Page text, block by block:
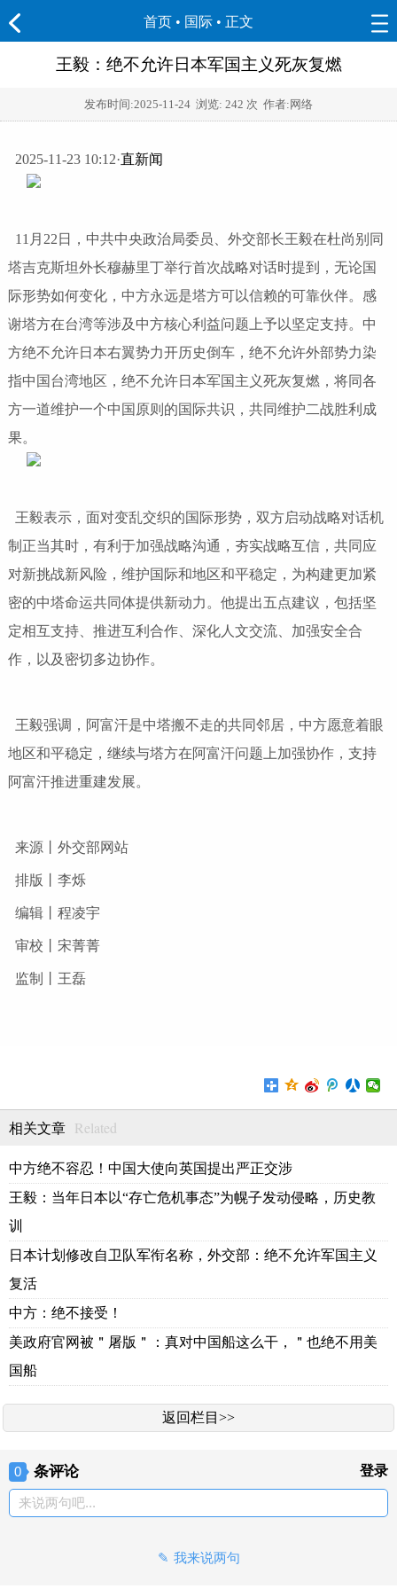
首页 • 国际 • 正文
王毅：绝不允许日本军国主义死灰复燃
发布时间:2025-11-24 浏览: 242 次 作者:网络
2025-11-23 10:12·直新闻
11月22日，中共中央政治局委员、外交部长王毅在杜尚别同
塔吉克斯坦外长穆赫里丁举行首次战略对话时提到，无论国
际形势如何变化，中方永远是塔方可以信赖的可靠伙伴。感
谢塔方在台湾等涉及中方核心利益问题上予以坚定支持。中
方绝不允许日本右翼势力开历史倒车，绝不允许外部势力染
指中国台湾地区，绝不允许日本军国主义死灰复燃，将同各
方一道维护一个中国原则的国际共识，共同维护二战胜利成
果。
王毅表示，面对变乱交织的国际形势，双方启动战略对话机
制正当其时，有利于加强战略沟通，夯实战略互信，共同应
对新挑战新风险，维护国际和地区和平稳定，为构建更加紧
密的中塔命运共同体提供新动力。他提出五点建议，包括坚
定相互支持、推进互利合作、深化人文交流、加强安全合
作，以及密切多边协作。
王毅强调，阿富汗是中塔搬不走的共同邻居，中方愿意着眼
地区和平稳定，继续与塔方在阿富汗问题上加强协作，支持
阿富汗推进重建发展。
来源丨外交部网站
排版丨李烁
编辑丨程凌宇
审校丨宋菁菁
监制丨王磊
相关文章 Related
中方绝不容忍！中国大使向英国提出严正交涉
王毅：当年日本以“存亡危机事态”为幌子发动侵略，历史教
训
日本计划修改自卫队军衔名称，外交部：绝不允许军国主义
复活
中方：绝不接受！
美政府官网被＂屠版＂：真对中国船这么干，＂也绝不用美
国船
返回栏目>>
0 条评论 登录
来说两句吧...
我来说两句